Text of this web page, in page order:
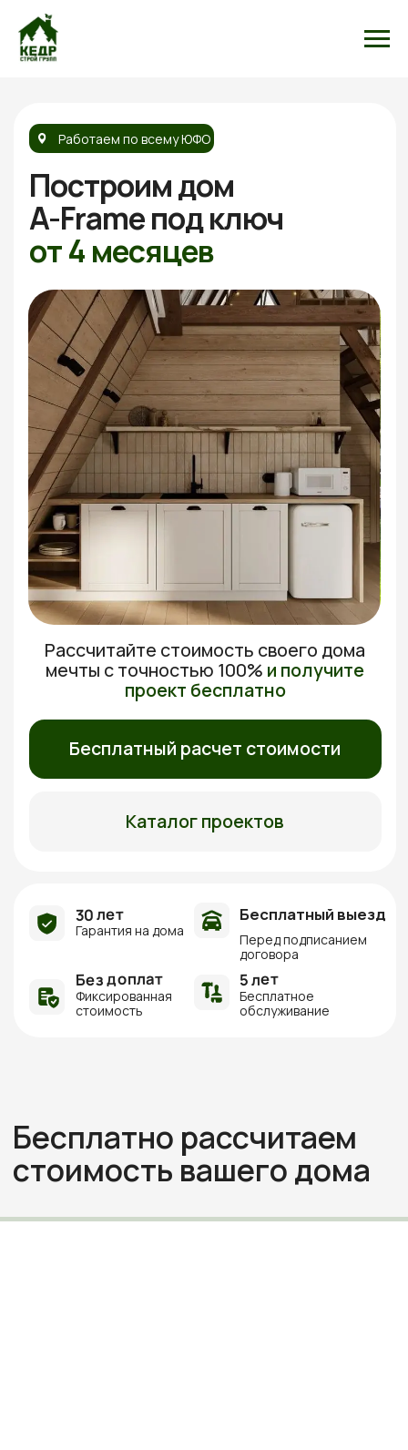
30 лет
Гарантия на дома
стоимость
5 лет
обслуживание
Бесплатный выезд
Перед подписанием
договора
Построим дом
A-Frameпод ключ
от 4 месяцев
Каталог проектов
Бесплатный расчет стоимости
Рассчитайте стоимость своего дома
мечты с точностью 100%и получите
проект бесплатно
Бесплатно рассчитаем
стоимость вашего дома